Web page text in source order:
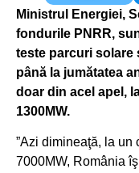
Ministrul Energiei,
fondurile PNRR,
teste parcuri solare
până la jumătatea
doar din acel apel,
1300MW.
”Azi dimineaţă, la un
7000MW, România